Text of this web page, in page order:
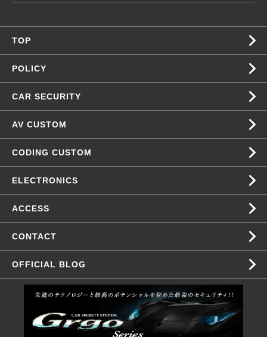
TOP
POLICY
CAR SECURITY
AV CUSTOM
CODING CUSTOM
ELECTRONICS
ACCESS
CONTACT
OFFICIAL BLOG